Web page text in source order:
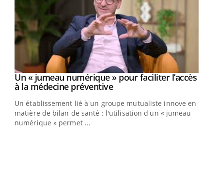
Youtube
Un « jumeau numérique » pour faciliter l’accès
à la médecine préventiveYoutube
Un établissement lié à un groupe mutualiste innove en
matière de bilan de santé : l'utilisation d'un « jumeau
numérique » permet ...